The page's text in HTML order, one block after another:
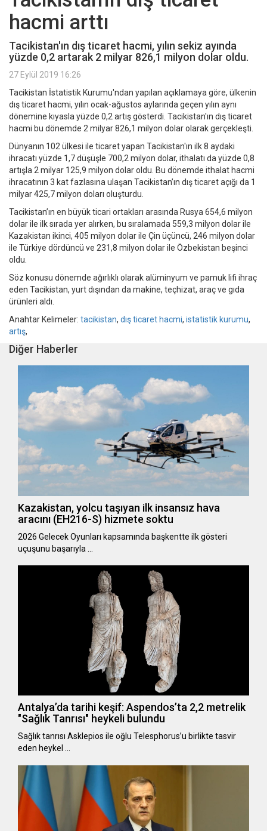
hacmi arttı
Tacikistan'ın dış ticaret hacmi, yılın sekiz ayında
yüzde 0,2 artarak 2 milyar 826,1 milyon dolar oldu.
27 Eylül 2019 16:26
Tacikistan İstatistik Kurumu'ndan yapılan açıklamaya göre, ülkenin
dış ticaret hacmi, yılın ocak-ağustos aylarında geçen yılın aynı
dönemine kıyasla yüzde 0,2 artış gösterdi. Tacikistan'ın dış ticaret
hacmi bu dönemde 2 milyar 826,1 milyon dolar olarak gerçekleşti.
Dünyanın 102 ülkesi ile ticaret yapan Tacikistan'ın ilk 8 aydaki
ihracatı yüzde 1,7 düşüşle 700,2 milyon dolar, ithalatı da yüzde 0,8
artışla 2 milyar 125,9 milyon dolar oldu. Bu dönemde ithalat hacmi
ihracatının 3 kat fazlasına ulaşan Tacikistan’ın dış ticaret açığı da 1
milyar 425,7 milyon doları oluşturdu.
Tacikistan’ın en büyük ticari ortakları arasında Rusya 654,6 milyon
dolar ile ilk sırada yer alırken, bu sıralamada 559,3 milyon dolar ile
Kazakistan ikinci, 405 milyon dolar ile Çin üçüncü, 246 milyon dolar
ile Türkiye dördüncü ve 231,8 milyon dolar ile Özbekistan beşinci
oldu.
Söz konusu dönemde ağırlıklı olarak alüminyum ve pamuk lifi ihraç
eden Tacikistan, yurt dışından da makine, teçhizat, araç ve gıda
ürünleri aldı.
Anahtar Kelimeler: tacikistan, dış ticaret hacmi, istatistik kurumu,
artış,
Diğer Haberler
Kazakistan, yolcu taşıyan ilk insansız hava
aracını (EH216-S) hizmete soktu
2026 Gelecek Oyunları kapsamında başkentte ilk gösteri
uçuşunu başarıyla …
Antalya’da tarihi keşif: Aspendos’ta 2,2 metrelik
"Sağlık Tanrısı" heykeli bulundu
Sağlık tanrısı Asklepios ile oğlu Telesphorus’u birlikte tasvir
eden heykel …